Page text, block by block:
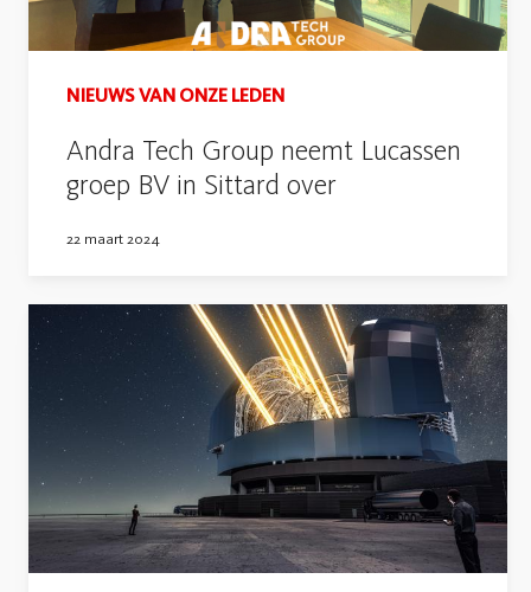
NIEUWS VAN ONZE LEDEN
Andra Tech Group neemt Lucassen
groep BV in Sittard over
22 maart 2024